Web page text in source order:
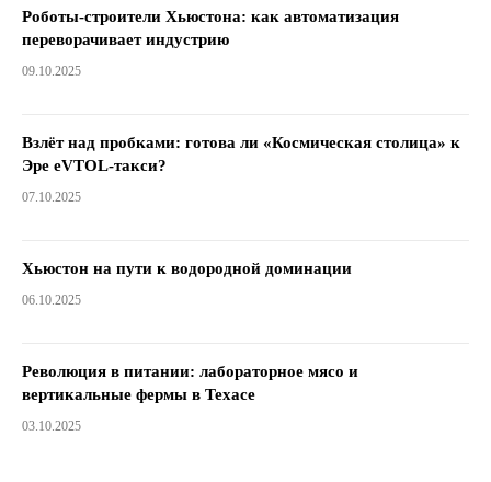
Роботы-строители Хьюстона: как автоматизация
переворачивает индустрию
09.10.2025
Взлёт над пробками: готова ли «Космическая столица» к
Эре eVTOL-такси?
07.10.2025
Хьюстон на пути к водородной доминации
06.10.2025
Революция в питании: лабораторное мясо и
вертикальные фермы в Техасе
03.10.2025